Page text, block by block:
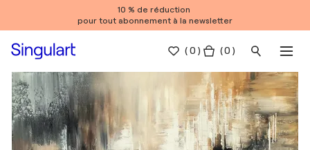
10 % de réduction
pour tout abonnement à la newsletter
(0 ) ( 0 )